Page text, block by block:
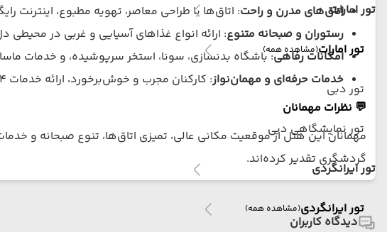
تور امارات
تور امارات(مشاهده همه)
تور دبی
تور نمایشگاهی دبی
تور ایرانگردی
تور ایرانگردی(مشاهده همه)
اتاق‌های مدرن و راحت: اتاق‌ها با طراحی معاصر، تهویه مطبوع،
رستوران و صبحانه متنوع: ارائه انواع غذاهای آسیایی و غربی در
امکانات رفاهی:باشگاه بدنسازی، سونا، استخر سرپوشیده، و خدمات
خدمات حرفه‌ای و مهمان‌نواز: کارکنان مجرب و خوش‌برخورد، ارائه خدمات ۲۴ ساعته، و توجه به جزئیات برای رضایت مهمانان.
💬 نظرات مهمانان
مهمانان این هتل از موقعیت مکانی عالی، تمیزی اتاق‌ها، تنوع صبحانه و
گردشگری تقدیر کرده‌اند.
دیدگاه کاربران